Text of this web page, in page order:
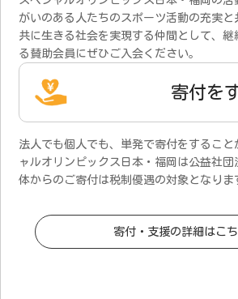
がいのある人たちのスポーツ活動の充実
共に生きる社会を実現する仲間として、
る賛助会員にぜひご入会ください。
寄付を
法人でも個人でも、単発で寄付をするこ
ャルオリンピックス日本・福岡は公益社
体からのご寄付は税制優遇の対象となりま
寄付・支援の詳細はこ